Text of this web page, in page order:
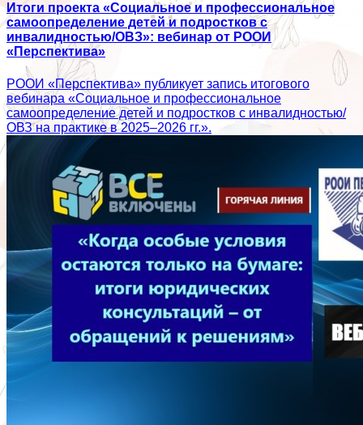
Итоги проекта «Социальное и профессиональное
самоопределение детей и подростков с
инвалидностью/ОВЗ»: вебинар от РООИ
«Перспектива»
РООИ «Перспектива» публикует запись итогового
вебинара «Социальное и профессиональное
самоопределение детей и подростков с инвалидностью/
ОВЗ на практике в 2025–2026 гг.».